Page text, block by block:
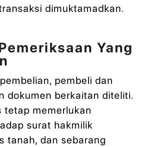
dimuktamadkan.
Yang
pembeli dan
dokumen berkaitan diteliti.
tetap memerlukan
surat hakmilik
tanah, dan sebarang